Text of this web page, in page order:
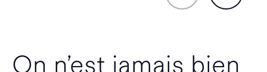
On n’est jamais bien